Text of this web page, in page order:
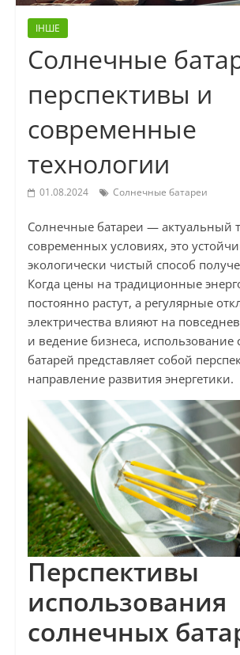
ІНШЕ
Солнечные
перспективы и
современные
технологии
01.08.2024 Солнечные батареи
Солнечные батареи — актуальный
современных условиях, это
экологически чистый способ
Когда цены на традиционные
постоянно растут, а регулярные
электричества влияют на
и ведение бизнеса, использование
батарей представляет собой
направление развития энергетики.
Перспективы
использования
солнечных